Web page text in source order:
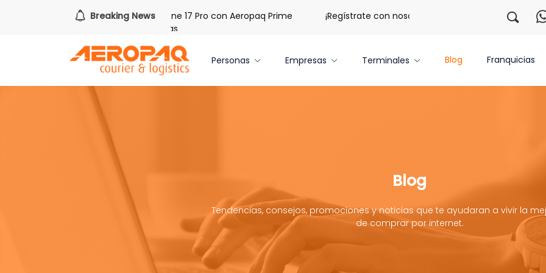
Breaking News
Gana uno de tres iPhone 17 Pro con Aeropaq Prime ¡Regístrate con nosotros y obtén 20 libras gratis por 3
Personas Empresas Terminales Blog Franquicias
Blog
Tendencias, consejos, promociones y noticias que te ayudaran a vivir la
de comprar por internet.